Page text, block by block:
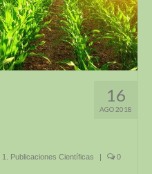
16
AGO 2018
1. Publicaciones Científicas | 0